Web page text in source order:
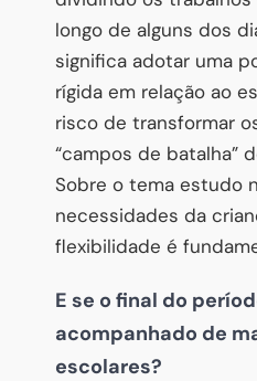
longo de alguns dos
significa adotar uma
rígida em relação ao
risco de transformar
“campos de batalha”
Sobre o tema estudo
necessidades da
flexibilidade é
E se o final do
acompanhado de
escolares?